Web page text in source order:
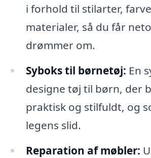
i forhold til stilarter,
materialer, så du får
drømmer om.
Syboks til børnetøj: En
designe tøj til børn, der
praktisk og stilfuldt, og
legens slid.
Reparation af møbler: